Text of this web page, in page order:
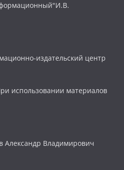
издательский центр
использовании материалов
Александр Владимирович